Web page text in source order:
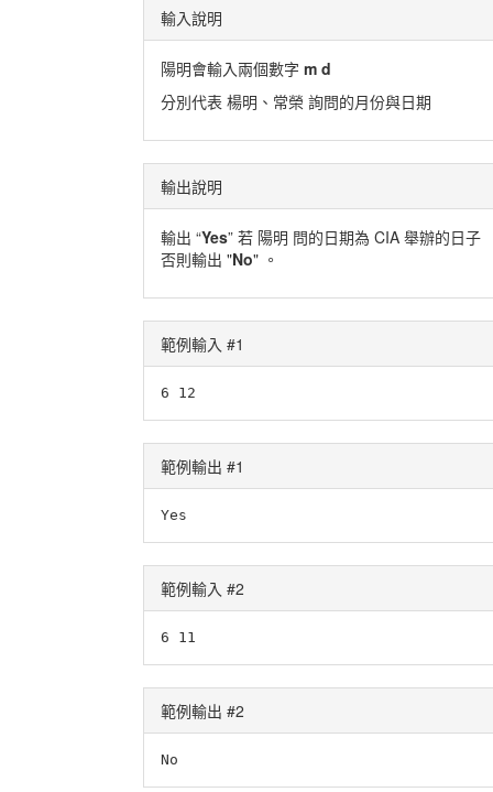
輸入說明
陽明會輸入兩個數字 m d
分別代表 楊明、常榮 詢問的月份與日期
輸出說明
輸出 “Yes” 若 陽明 問的日期為 CIA 舉辦的日子
否則輸出 "No" 。
範例輸入 #1
6 12
範例輸出 #1
Yes
範例輸入 #2
6 11
範例輸出 #2
No